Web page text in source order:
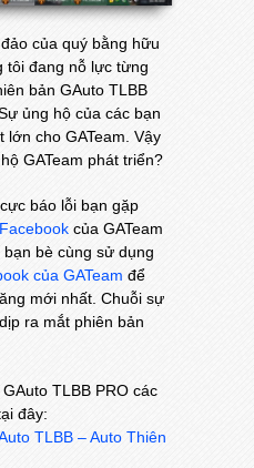
của quý bằng hữu
tôi đang nỗ lực từng
bản GAuto TLBB
ủng hộ của các bạn
lớn cho GATeam. Vậy
GATeam phát triển?
báo lỗi bạn gặp
Facebook của GATeam
bè cùng sử dụng
của GATeam để
mới nhất. Chuỗi sự
ra mắt phiên bản
TLBB PRO các
đây:
TLBB – Auto Thiên